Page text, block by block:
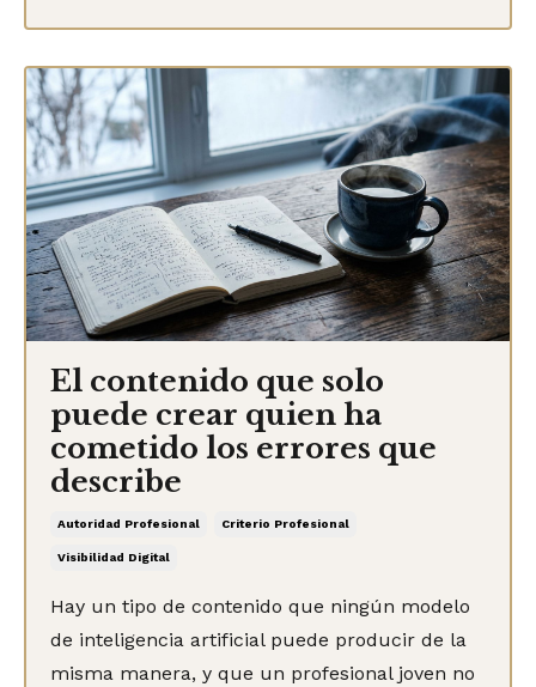
El contenido que solo
puede crear quien ha
cometido los errores que
describe
Autoridad Profesional Criterio Profesional
Visibilidad Digital
Hay un tipo de contenido que ningún modelo
de inteligencia artificial puede producir de la
misma manera, y que un profesional joven no